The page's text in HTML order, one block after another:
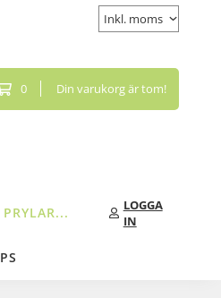
0 Din varukorg är tom!
LOGGA
IN